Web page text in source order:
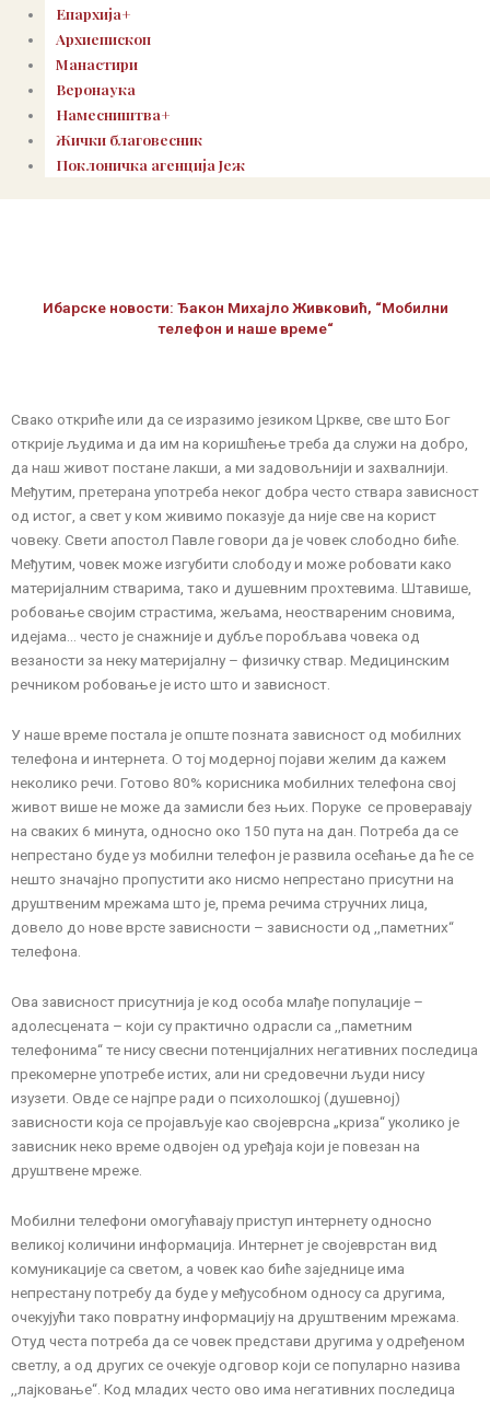
Епархија+
Архиепископ
Манастири
Веронаука
Намесништва+
Жички благовесник
Поклоничка агенција Јеж
Ибарске новости: Ђакон Михајло Живковић, “Мобилни
телефон и наше време“
Свако откриће или да се изразимо језиком Цркве, све што Бог
открије људима и да им на коришћење треба да служи на добро,
да наш живот постане лакши, а ми задовољнији и захвалнији.
Међутим, претерана употреба неког добра често ствара зависност
од истог, а свет у ком живимо показује да није све на корист
човеку. Свети апостол Павле говори да је човек слободно биће.
Међутим, човек може изгубити слободу и може робовати како
материјалним стварима, тако и душевним прохтевима. Штавише,
робовање својим страстима, жељама, неоствареним сновима,
идејама… често је снажније и дубље поробљава човека од
везаности за неку материјалну – физичку ствар. Медицинским
речником робовање је исто што и зависност.
У наше време постала је опште позната зависност од мобилних
телефона и интернета. О тој модерној појави желим да кажем
неколико речи. Готово 80% корисника мобилних телефона свој
живот више не може да замисли без њих. Поруке се проверавају
на сваких 6 минута, односно око 150 пута на дан. Потреба да се
непрестано буде уз мобилни телефон је развила осећање да ће се
нешто значајно пропустити ако нисмо непрестано присутни на
друштвеним мрежама што је, према речима стручних лица,
довело до нове врсте зависности – зависности од ,,паметних“
телефона.
Ова зависност присутнија је код особа млађе популације –
адолесцената – који су практично одрасли са ,,паметним
телефонима“ те нису свесни потенцијалних негативних последица
прекомерне употребе истих, али ни средовечни људи нису
изузети. Овде се најпре ради о психолошкој (душевној)
зависности која се пројављује као својеврсна „криза“ уколико је
зависник неко време одвојен од уређаја који је повезан на
друштвене мреже.
Мобилни телефони омогућавају приступ интернету односно
великој количини информација. Интернет је својеврстан вид
комуникације са светом, а човек као биће заједнице има
непрестану потребу да буде у међусобном односу са другима,
очекујући тако повратну информацију на друштвеним мрежама.
Отуд честа потреба да се човек представи другима у одређеном
светлу, а од других се очекује одговор који се популарно назива
,,лајковање“. Код младих често ово има негативних последица